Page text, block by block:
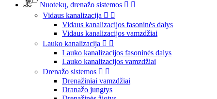
Nuotekų, drenažo sistemos  
Vidaus kanalizacija  
Vidaus kanalizacijos fasoninės dalys
Vidaus kanalizacijos vamzdžiai
Lauko kanalizacija  
Lauko kanalizacijos fasoninės dalys
Lauko kanalizacijos vamzdžiai
Drenažo sistemos  
Drenažiniai vamzdžiai
Dranažo jungtys